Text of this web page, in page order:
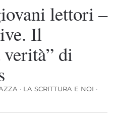
lettori –
Il
di
· LA SCRITTURA E NOI ·